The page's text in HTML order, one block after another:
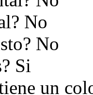
No
No
Si
un